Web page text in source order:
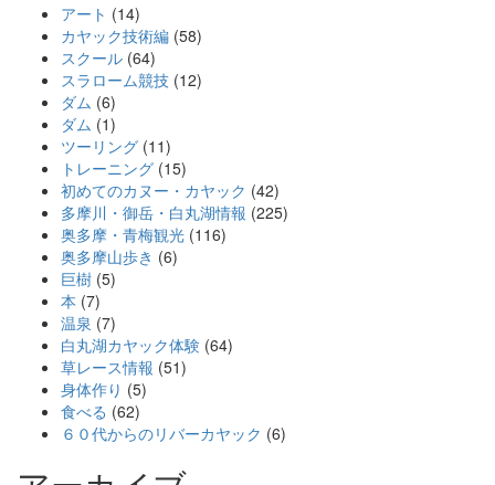
アート (14)
カヤック技術編 (58)
スクール (64)
スラローム競技 (12)
ダム (6)
ダム (1)
ツーリング (11)
トレーニング (15)
初めてのカヌー・カヤック (42)
多摩川・御岳・白丸湖情報 (225)
奥多摩・青梅観光 (116)
奥多摩山歩き (6)
巨樹 (5)
本 (7)
温泉 (7)
白丸湖カヤック体験 (64)
草レース情報 (51)
身体作り (5)
食べる (62)
６０代からのリバーカヤック (6)